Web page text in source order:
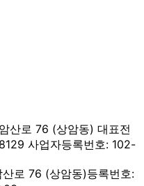
산로 76 (상암동) 대표전
사업자등록번호: 102-
로 76 (상암동)등록번호: